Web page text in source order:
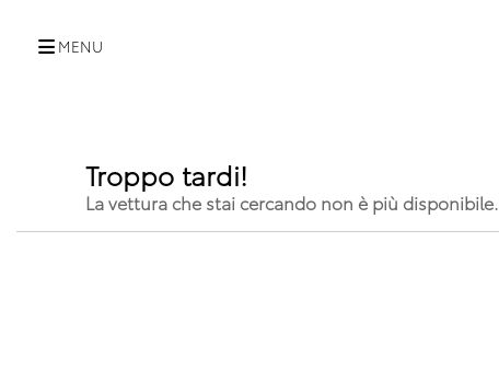
MENU
Troppo tardi!
La vettura che stai cercando non è più disponibile.